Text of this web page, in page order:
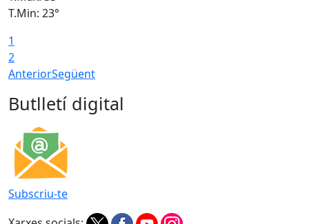
T.Min: 23°
1
2
AnteriorSegüent
Butlletí digital
Subscriu-te